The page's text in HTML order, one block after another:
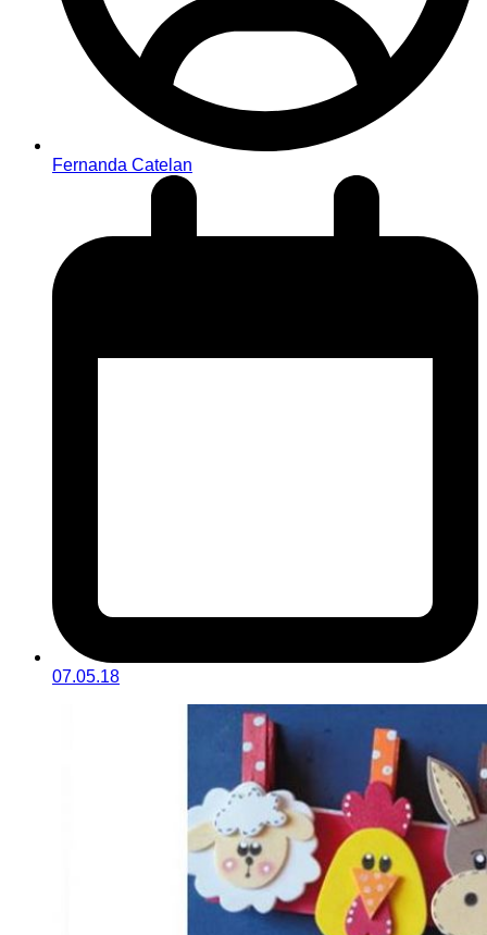
Fernanda Catelan
07.05.18